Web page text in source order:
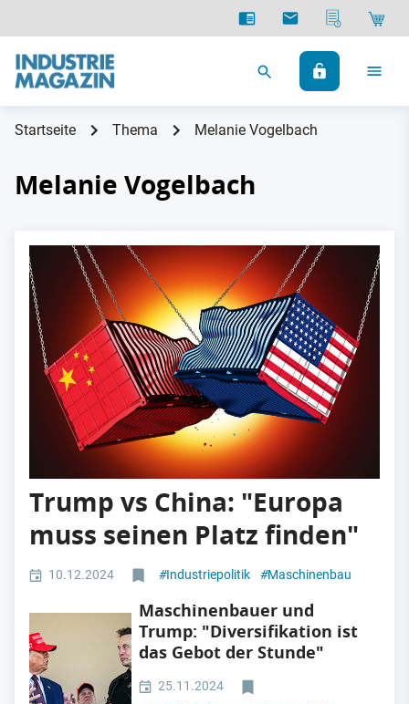
Startseite Thema Melanie Vogelbach
Melanie Vogelbach
Trump vs China: "Europa
muss seinen Platz finden"
10.12.2024 #Industriepolitik #Maschinenbau
Maschinenbauer und
Trump: "Diversifikation ist
das Gebot der Stunde"
25.11.2024